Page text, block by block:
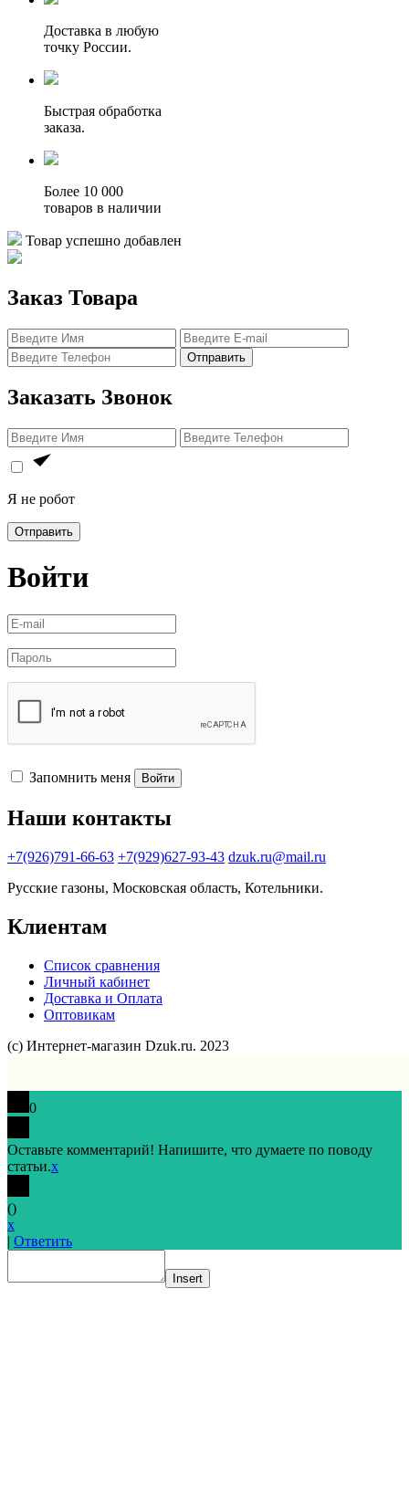
Доставка в любую
точку России.
Быстрая обработка
заказа.
Более 10 000
товаров в наличии
Товар успешно добавлен
Заказ Товара
Отправить
Заказать Звонок
Я не робот
Отправить
Войти
Запомнить меня Войти
Наши контакты
+7(926)791-66-63 +7(929)627-93-43 dzuk.ru@mail.ru
Русские газоны, Московская область, Котельники.
Клиентам
Список сравнения
Личный кабинет
Доставка и Оплата
Оптовикам
(с) Интернет-магазин Dzuk.ru. 2023
0
Оставьте комментарий! Напишите, что думаете по поводу
статьи.x
()
x
| Ответить
Insert